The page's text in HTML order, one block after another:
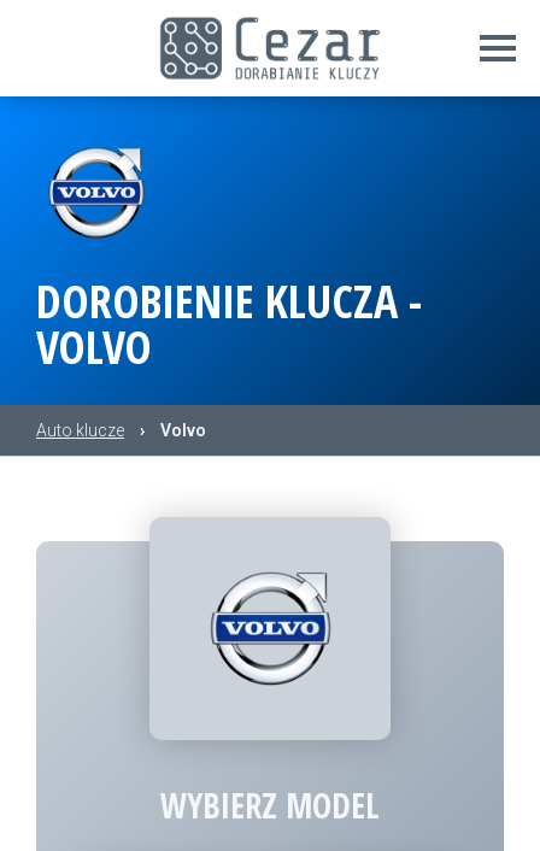
DOROBIENIE KLUCZA -
VOLVO
Auto klucze › Volvo
WYBIERZ MODEL